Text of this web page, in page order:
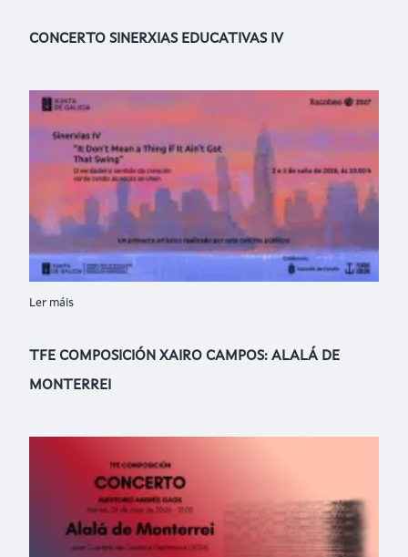
CONCERTO SINERXIAS EDUCATIVAS IV
Ler máis
TFE COMPOSICIÓN XAIRO CAMPOS: ALALÁ DE
MONTERREI